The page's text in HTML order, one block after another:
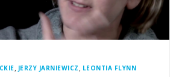
, JERZY JARNIEWICZ , LEONTIA FLYNN